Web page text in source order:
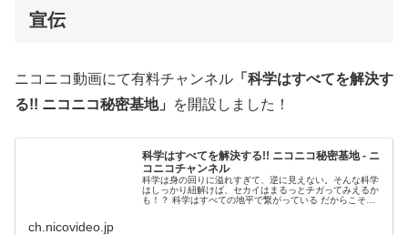
宣伝
ニコニコ動画にて有料チャンネル 「科学はすべてを解決す
る!! ニコニコ秘密基地」
を開設しました！
科学はすべてを解決する!! ニコニコ秘密基地 - ニ
コニコチャンネル
科学は身の回りに溢れすぎて、逆に見えない。そんな科学
はしっかり紐解けば、セカイはまるっとチガってみえるか
も！？ 科学はすべての地平で繋がっている だからこそマ
ch.nicovideo.jp